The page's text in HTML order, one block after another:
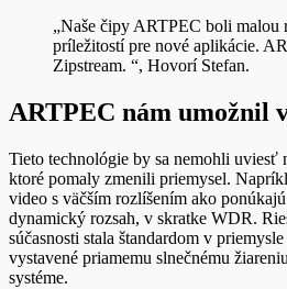
„Naše čipy ARTPEC boli malou
príležitostí pre nové aplikácie.
Zipstream. “, Hovorí Stefan.
ARTPEC nám umožnil
Tieto technológie by sa nemohli uviesť
ktoré pomaly zmenili priemysel.
video s väčším rozlíšením ako
dynamický rozsah, v skratke WDR.
súčasnosti stala štandardom v
vystavené priamemu slnečnému
systéme.